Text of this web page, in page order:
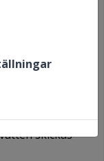
ett ansvar för
nivå.
21 grader.
skickas